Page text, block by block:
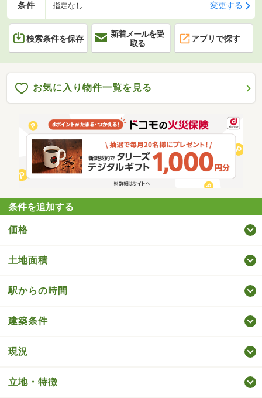
条件 指定なし 変更する
検索条件を保存
新着メールを受
取る
アプリで探す
お気に入り物件一覧を見る
条件を追加する
価格
土地面積
駅からの時間
建築条件
現況
立地・特徴